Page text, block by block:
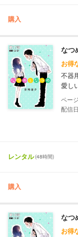
購入
なつ
お得
不器
愛し
配信
レンタル(48時間)
購入
なつ
お得